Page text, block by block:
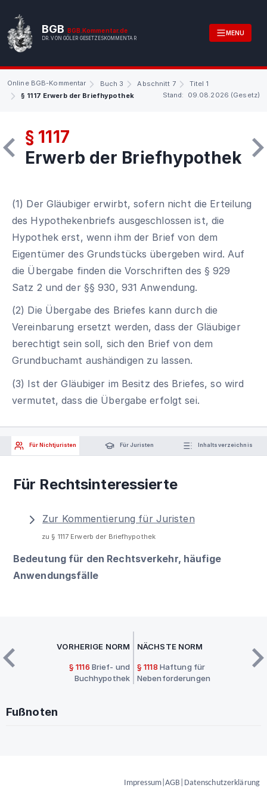
BGB BGB.Kommentar.de
DR. VON GÖLER GESETZESKOMMENTAR
MENU
Online BGB-Kommentar Buch 3 Abschnitt 7
Titel 1
§ 1117 Erwerb der Briefhypothek
Stand: 09.08.2026 (Gesetz)
§ 1117
Erwerb der Briefhypothek
(1) Der Gläubiger erwirbt, sofern nicht die Erteilung
des Hypothekenbriefs ausgeschlossen ist, die
Hypothek erst, wenn ihm der Brief von dem
Eigentümer des Grundstücks übergeben wird. Auf
die Übergabe finden die Vorschriften des § 929
Satz 2 und der §§ 930, 931 Anwendung.
(2) Die Übergabe des Briefes kann durch die
Vereinbarung ersetzt werden, dass der Gläubiger
berechtigt sein soll, sich den Brief von dem
Grundbuchamt aushändigen zu lassen.
(3) Ist der Gläubiger im Besitz des Briefes, so wird
vermutet, dass die Übergabe erfolgt sei.
Für Nichtjuristen Für Juristen Inhaltsverzeichnis
Für Rechtsinteressierte
Zur Kommentierung für Juristen
zu § 1117 Erwerb der Briefhypothek
Bedeutung für den Rechtsverkehr, häufige
Anwendungsfälle
VORHERIGE NORM
§ 1116 Brief- und
Buchhypothek
NÄCHSTE NORM
§ 1118 Haftung für
Nebenforderungen
Fußnoten
Impressum|AGB Datenschutzerklärung